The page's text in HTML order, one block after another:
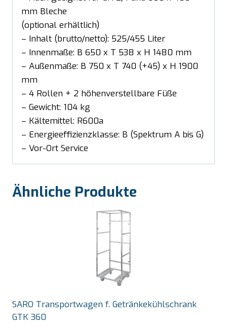
mm Bleche
(optional erhältlich)
– Inhalt (brutto/netto): 525/455 Liter
– Innenmaße: B 650 x T 538 x H 1480 mm
– Außenmaße: B 750 x T 740 (+45) x H 1900
mm
– 4 Rollen + 2 höhenverstellbare Füße
– Gewicht: 104 kg
– Kältemittel: R600a
– Energieeffizienzklasse: B (Spektrum A bis G)
– Vor-Ort Service
Ähnliche Produkte
SARO Transportwagen f. Getränkekühlschrank
GTK 360